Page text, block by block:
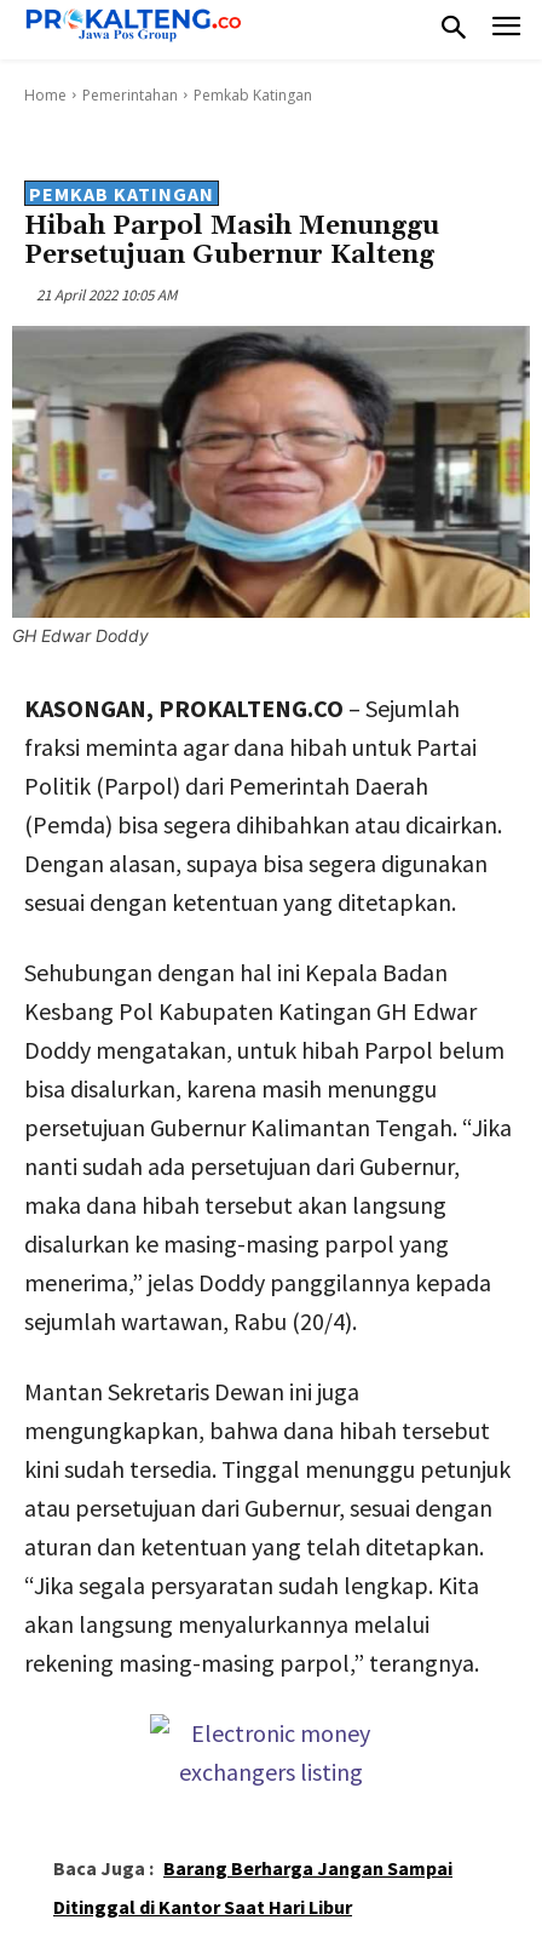
Home Pemerintahan Pemkab Katingan
PEMKAB KATINGAN
Hibah Parpol Masih Menunggu
Persetujuan Gubernur Kalteng
21 April 2022 10:05 AM
GH Edwar Doddy
KASONGAN, PROKALTENG.CO – Sejumlah
fraksi meminta agar dana hibah untuk Partai
Politik (Parpol) dari Pemerintah Daerah
(Pemda) bisa segera dihibahkan atau dicairkan.
Dengan alasan, supaya bisa segera digunakan
sesuai dengan ketentuan yang ditetapkan.
Sehubungan dengan hal ini Kepala Badan
Kesbang Pol Kabupaten Katingan GH Edwar
Doddy mengatakan, untuk hibah Parpol belum
bisa disalurkan, karena masih menunggu
persetujuan Gubernur Kalimantan Tengah. “Jika
nanti sudah ada persetujuan dari Gubernur,
maka dana hibah tersebut akan langsung
disalurkan ke masing-masing parpol yang
menerima,” jelas Doddy panggilannya kepada
sejumlah wartawan, Rabu (20/4).
Mantan Sekretaris Dewan ini juga
mengungkapkan, bahwa dana hibah tersebut
kini sudah tersedia. Tinggal menunggu petunjuk
atau persetujuan dari Gubernur, sesuai dengan
aturan dan ketentuan yang telah ditetapkan.
“Jika segala persyaratan sudah lengkap. Kita
akan langsung menyalurkannya melalui
rekening masing-masing parpol,” terangnya.
Baca Juga : Barang Berharga Jangan Sampai
Ditinggal di Kantor Saat Hari Libur